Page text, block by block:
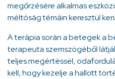
megőrzésére alkalmas
méltóság témáin keresztül
A terápia során a betegek a
terapeuta szemszögéből
teljes megértéssel,
kell, hogy kezelje a hallott